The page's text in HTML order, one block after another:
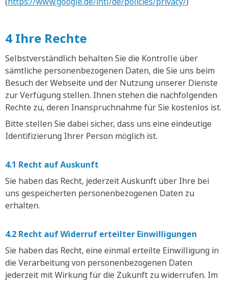
4 Ihre Rechte
Selbstverständlich behalten Sie die Kontrolle über
sämtliche personenbezogenen Daten, die Sie uns beim
Besuch der Webseite und der Nutzung unserer Dienste
zur Verfügung stellen. Ihnen stehen die nachfolgenden
Rechte zu, deren Inanspruchnahme für Sie kostenlos ist.
Bitte stellen Sie dabei sicher, dass uns eine eindeutige
Identifizierung Ihrer Person möglich ist.
4.1 Recht auf Auskunft
Sie haben das Recht, jederzeit Auskunft über Ihre bei
uns gespeicherten personenbezogenen Daten zu
erhalten.
4.2 Recht auf Widerruf erteilter Einwilligungen
Sie haben das Recht, eine einmal erteilte Einwilligung in
die Verarbeitung von personenbezogenen Daten
jederzeit mit Wirkung für die Zukunft zu widerrufen. Im